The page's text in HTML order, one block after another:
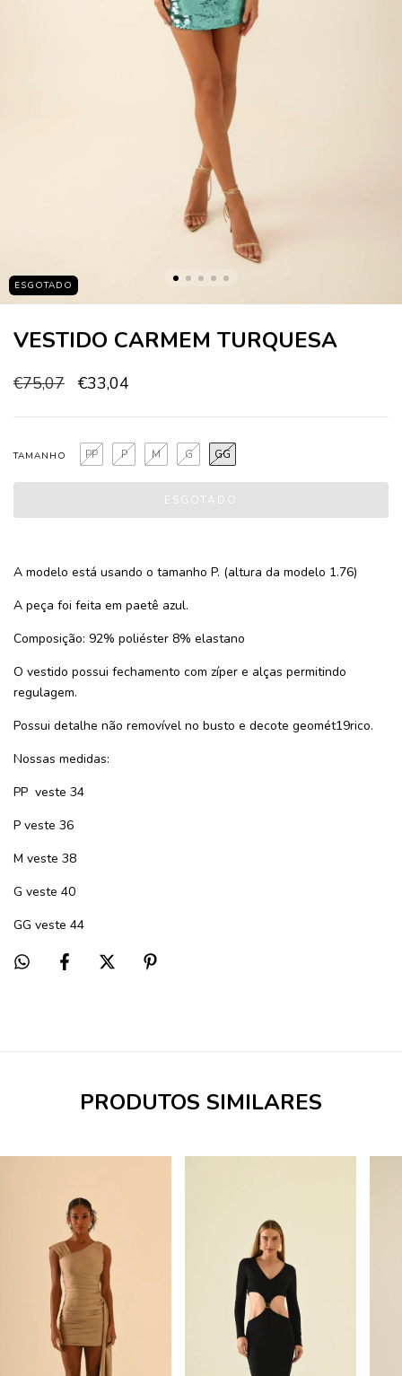
ESGOTADO
VESTIDO CARMEM TURQUESA
€75,07 €33,04
TAMANHO GG
G
M
P
PP
A modelo está usando o tamanho P. (altura da modelo 1.76)
A peça foi feita em paetê azul.
Composição: 92% poliéster 8% elastano
O vestido possui fechamento com zíper e alças permitindo
regulagem.
Possui detalhe não removível no busto e decote geomét19rico.
Nossas medidas:
PP veste 34
P veste 36
M veste 38
G veste 40
GG veste 44
PRODUTOS SIMILARES